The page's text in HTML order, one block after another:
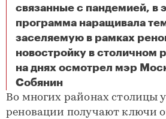
связанные с пандемией, в
программа наращивала
заселяемую в рамках
новостройку в столичном
на днях осмотрел мэр
Собянин
Район восходящего солнца
Во многих районах столицы
реновации получают ключи